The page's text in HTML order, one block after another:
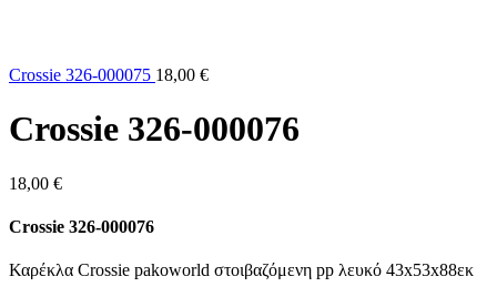
Crossie 326-000075 18,00 €
Crossie 326-000076
18,00 €
Crossie 326-000076
Καρέκλα Crossie pakoworld στοιβαζόμενη pp λευκό 43x53x88εκ